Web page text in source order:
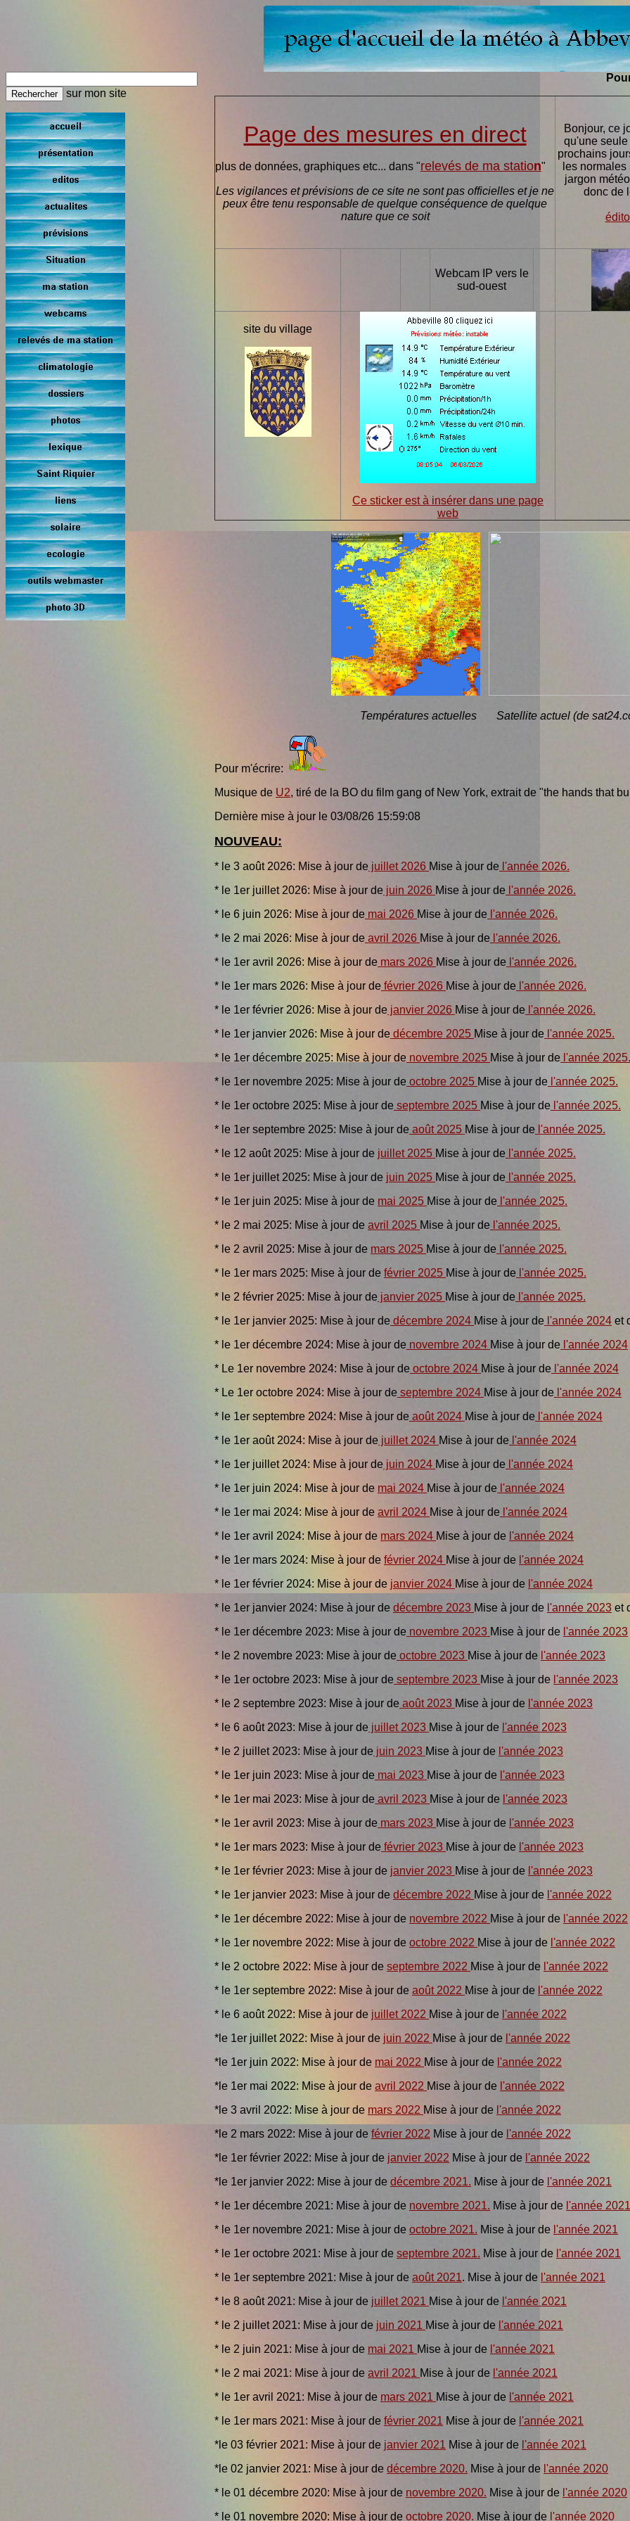
sur mon site
Poursuite d'un temps
Page des mesures en direct
plus de données, graphiques etc... dans "relevés de ma station"
Les vigilances et prévisions de ce site ne sont pas officielles et je ne
peux être tenu responsable de quelque conséquence de quelque
nature que ce soit
Bonjour, ce
qu'une
prochains
les
jargon
donc de
é
Webcam IP vers le
sud-ouest
site du village
Ce sticker est à insérer dans une page
web
Températures actuelles Satellite actuel (de
Pour m'écrire:
Musique de U2, tiré de la BO du film gang of New York, extrait de "the hands that
Dernière mise à jour le 03/08/26 15:59:08
NOUVEAU:
* le 3 août 2026: Mise à jour de juillet 2026 Mise à jour de l'année 2026.
* le 1er juillet 2026: Mise à jour de juin 2026 Mise à jour de l'année 2026.
* le 6 juin 2026: Mise à jour de mai 2026 Mise à jour de l'année 2026.
* le 2 mai 2026: Mise à jour de avril 2026 Mise à jour de l'année 2026.
* le 1er avril 2026: Mise à jour de mars 2026 Mise à jour de l'année 2026.
* le 1er mars 2026: Mise à jour de février 2026 Mise à jour de l'année 2026.
* le 1er février 2026: Mise à jour de janvier 2026 Mise à jour de l'année 2026.
* le 1er janvier 2026: Mise à jour de décembre 2025 Mise à jour de l'année 2025.
* le 1er décembre 2025: Mise à jour de novembre 2025 Mise à jour de l'année 2025.
* le 1er novembre 2025: Mise à jour de octobre 2025 Mise à jour de l'année 2025.
* le 1er octobre 2025: Mise à jour de septembre 2025 Mise à jour de l'année 2025.
* le 1er septembre 2025: Mise à jour de août 2025 Mise à jour de l'année 2025.
* le 12 août 2025: Mise à jour de juillet 2025 Mise à jour de l'année 2025.
* le 1er juillet 2025: Mise à jour de juin 2025 Mise à jour de l'année 2025.
* le 1er juin 2025: Mise à jour de mai 2025 Mise à jour de l'année 2025.
* le 2 mai 2025: Mise à jour de avril 2025 Mise à jour de l'année 2025.
* le 2 avril 2025: Mise à jour de mars 2025 Mise à jour de l'année 2025.
* le 1er mars 2025: Mise à jour de février 2025 Mise à jour de l'année 2025.
* le 2 février 2025: Mise à jour de janvier 2025 Mise à jour de l'année 2025.
* le 1er janvier 2025: Mise à jour de décembre 2024 Mise à jour de l'année 2024 et
* le 1er décembre 2024: Mise à jour de novembre 2024 Mise à jour de l'année 2024
* Le 1er novembre 2024: Mise à jour de octobre 2024 Mise à jour de l'année 2024
* Le 1er octobre 2024: Mise à jour de septembre 2024 Mise à jour de l'année 2024
* le 1er septembre 2024: Mise à jour de août 2024 Mise à jour de l'année 2024
* le 1er août 2024: Mise à jour de juillet 2024 Mise à jour de l'année 2024
* le 1er juillet 2024: Mise à jour de juin 2024 Mise à jour de l'année 2024
* le 1er juin 2024: Mise à jour de mai 2024 Mise à jour de l'année 2024
* le 1er mai 2024: Mise à jour de avril 2024 Mise à jour de l'année 2024
* le 1er avril 2024: Mise à jour de mars 2024 Mise à jour de l'année 2024
* le 1er mars 2024: Mise à jour de février 2024 Mise à jour de l'année 2024
* le 1er février 2024: Mise à jour de janvier 2024 Mise à jour de l'année 2024
* le 1er janvier 2024: Mise à jour de décembre 2023 Mise à jour de l'année 2023 et
* le 1er décembre 2023: Mise à jour de novembre 2023 Mise à jour de l'année 2023
* le 2 novembre 2023: Mise à jour de octobre 2023 Mise à jour de l'année 2023
* le 1er octobre 2023: Mise à jour de septembre 2023 Mise à jour de l'année 2023
* le 2 septembre 2023: Mise à jour de août 2023 Mise à jour de l'année 2023
* le 6 août 2023: Mise à jour de juillet 2023 Mise à jour de l'année 2023
* le 2 juillet 2023: Mise à jour de juin 2023 Mise à jour de l'année 2023
* le 1er juin 2023: Mise à jour de mai 2023 Mise à jour de l'année 2023
* le 1er mai 2023: Mise à jour de avril 2023 Mise à jour de l'année 2023
* le 1er avril 2023: Mise à jour de mars 2023 Mise à jour de l'année 2023
* le 1er mars 2023: Mise à jour de février 2023 Mise à jour de l'année 2023
* le 1er février 2023: Mise à jour de janvier 2023 Mise à jour de l'année 2023
* le 1er janvier 2023: Mise à jour de décembre 2022 Mise à jour de l'année 2022
* le 1er décembre 2022: Mise à jour de novembre 2022 Mise à jour de l'année 2022
* le 1er novembre 2022: Mise à jour de octobre 2022 Mise à jour de l'année 2022
* le 2 octobre 2022: Mise à jour de septembre 2022 Mise à jour de l'année 2022
* le 1er septembre 2022: Mise à jour de août 2022 Mise à jour de l'année 2022
* le 6 août 2022: Mise à jour de juillet 2022 Mise à jour de l'année 2022
*le 1er juillet 2022: Mise à jour de juin 2022 Mise à jour de l'année 2022
*le 1er juin 2022: Mise à jour de mai 2022 Mise à jour de l'année 2022
*le 1er mai 2022: Mise à jour de avril 2022 Mise à jour de l'année 2022
*le 3 avril 2022: Mise à jour de mars 2022 Mise à jour de l'année 2022
*le 2 mars 2022: Mise à jour de février 2022 Mise à jour de l'année 2022
*le 1er février 2022: Mise à jour de janvier 2022 Mise à jour de l'année 2022
*le 1er janvier 2022: Mise à jour de décembre 2021. Mise à jour de l'année 2021
* le 1er décembre 2021: Mise à jour de novembre 2021. Mise à jour de l'année 2021
* le 1er novembre 2021: Mise à jour de octobre 2021. Mise à jour de l'année 2021
* le 1er octobre 2021: Mise à jour de septembre 2021. Mise à jour de l'année 2021
* le 1er septembre 2021: Mise à jour de août 2021. Mise à jour de l'année 2021
* le 8 août 2021: Mise à jour de juillet 2021 Mise à jour de l'année 2021
* le 2 juillet 2021: Mise à jour de juin 2021 Mise à jour de l'année 2021
* le 2 juin 2021: Mise à jour de mai 2021 Mise à jour de l'année 2021
* le 2 mai 2021: Mise à jour de avril 2021 Mise à jour de l'année 2021
* le 1er avril 2021: Mise à jour de mars 2021 Mise à jour de l'année 2021
* le 1er mars 2021: Mise à jour de février 2021 Mise à jour de l'année 2021
*le 03 février 2021: Mise à jour de janvier 2021 Mise à jour de l'année 2021
*le 02 janvier 2021: Mise à jour de décembre 2020. Mise à jour de l'année 2020
* le 01 décembre 2020: Mise à jour de novembre 2020. Mise à jour de l'année 2020
* le 01 novembre 2020: Mise à jour de octobre 2020. Mise à jour de l'année 2020